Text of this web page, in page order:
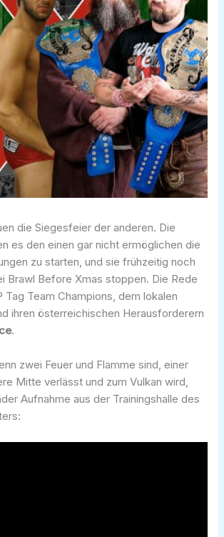
die Siegesfeier der anderen. Die
es den einen gar nicht ermöglichen die
zu starten, und sie frühzeitig noch
Brawl Before Xmas stoppen. Die Rede
Tag Team Champions, dem lokalen
ihren österreichischen Herausforderern
.
zwei Feuer und Flamme sind, einer
Mitte verlässt und zum Vulkan wird,
Aufnahme aus der Trainingshalle des